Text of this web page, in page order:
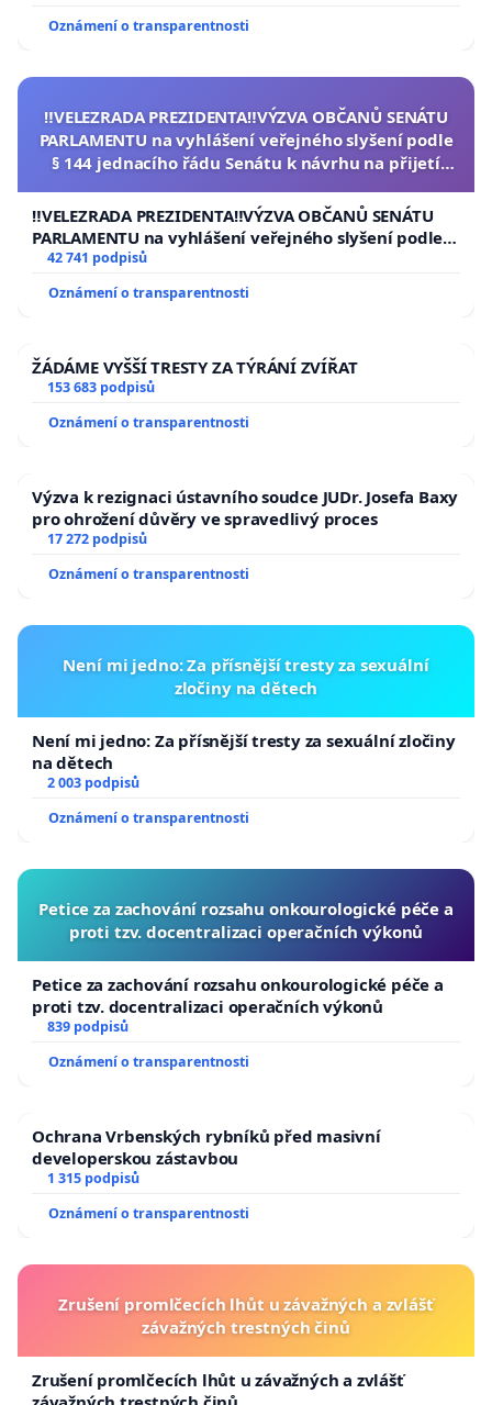
Oznámení o transparentnosti
‼️VELEZRADA PREZIDENTA‼️VÝZVA OBČANŮ SENÁTU
PARLAMENTU na vyhlášení veřejného slyšení podle
§ 144 jednacího řádu Senátu k návrhu na přijetí
republiky
‼️VELEZRADA PREZIDENTA‼️VÝZVA OBČANŮ SENÁTU
PARLAMENTU na vyhlášení veřejného slyšení podle §
144 jednacího řádu Senátu k návrhu na přijetí
usnesení k podání ústavní žaloby na prezidenta
republiky
42 741 podpisů
Oznámení o transparentnosti
ŽÁDÁME VYŠŠÍ TRESTY ZA TÝRÁNÍ ZVÍŘAT
153 683 podpisů
Oznámení o transparentnosti
Výzva k rezignaci ústavního soudce JUDr. Josefa Baxy
pro ohrožení důvěry ve spravedlivý proces
17 272 podpisů
Oznámení o transparentnosti
Není mi jedno: Za přísnější tresty za sexuální
zločiny na dětech
Není mi jedno: Za přísnější tresty za sexuální zločiny
na dětech
2 003 podpisů
Oznámení o transparentnosti
Petice za zachování rozsahu onkourologické péče a
proti tzv. docentralizaci operačních výkonů
Petice za zachování rozsahu onkourologické péče a
proti tzv. docentralizaci operačních výkonů
839 podpisů
Oznámení o transparentnosti
Ochrana Vrbenských rybníků před masivní
developerskou zástavbou
1 315 podpisů
Oznámení o transparentnosti
Zrušení promlčecích lhůt u závažných a zvlášť
závažných trestných činů
Zrušení promlčecích lhůt u závažných a zvlášť